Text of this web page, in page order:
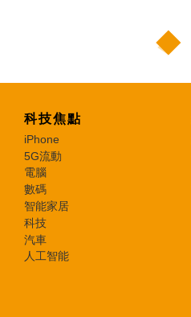
科技焦點
iPhone
5G流動
電腦
數碼
智能家居
科技
汽車
人工智能